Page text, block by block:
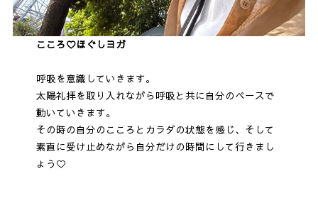
こころ♡ほぐしヨガ
呼吸を意識していきます。
太陽礼拝を取り入れながら呼吸と共に自分のペースで
動いていきます。
その時の自分のこころとカラダの状態を感じ、そして
素直に受け止めながら自分だけの時間にして行きまし
ょう♡